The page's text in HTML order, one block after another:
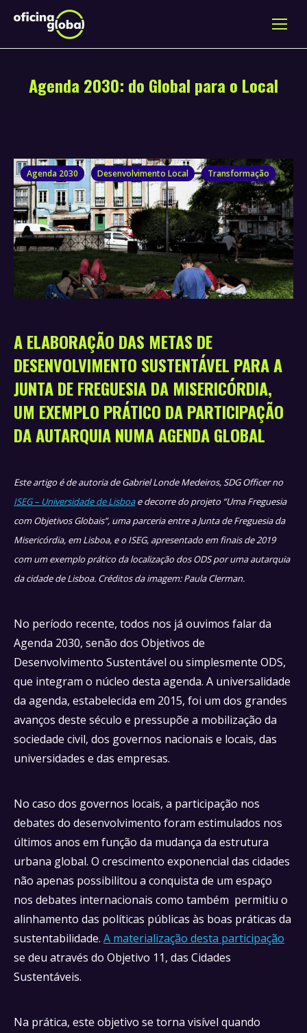
Agenda 2030: do Global para o Local
Agenda 2030 Desenvolvimento Local Transformação
A ELABORAÇÃO DAS METAS DE
DESENVOLVIMENTO SUSTENTÁVEL PARA A
JUNTA DE FREGUESIA DA MISERICÓRDIA,
UM EXEMPLO PRÁTICO DA PARTICIPAÇÃO
DA AUTARQUIA NUMA AGENDA GLOBAL
Este artigo é de autoria de Gabriel Londe Medeiros, SDG Officer no
ISEG – Universidade de Lisboae decorre do projeto “Uma Freguesia
com Objetivos Globais”, uma parceria entre a Junta de Freguesia da
Misericórdia, em Lisboa, e o ISEG, apresentado em finais de 2019
com um exemplo prático da localização dos ODS por uma autarquia
da cidade de Lisboa. Créditos da imagem: Paula Clerman.
No período recente, todos nos já ouvimos falar da
Agenda 2030, senão dos Objetivos de
Desenvolvimento Sustentável ou simplesmente ODS,
que integram o núcleo desta agenda. A universalidade
da agenda, estabelecida em 2015, foi um dos grandes
avanços deste século e pressupõe a mobilização da
sociedade civil, dos governos nacionais e locais, das
universidades e das empresas.
No caso dos governos locais, a participação nos
debates do desenvolvimento foram estimulados nos
últimos anos em função da mudança da estrutura
urbana global. O crescimento exponencial das cidades
não apenas possibilitou a conquista de um espaço
nos debates internacionais como também permitiu o
alinhamento das políticas públicas às boas práticas da
sustentabilidade. A materialização desta participação
se deu através do Objetivo 11, das Cidades
Sustentáveis.
Na prática, este objetivo se torna visível quando